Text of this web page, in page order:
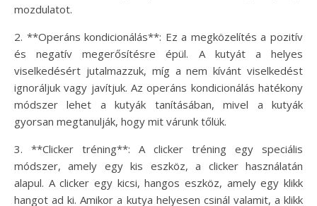
mozdulatot.
2. **Operáns kondicionálás**: Ez a megközelítés a pozitív
és negatív megerősítésre épül. A kutyát a helyes
viselkedésért jutalmazzuk, míg a nem kívánt viselkedést
ignoráljuk vagy javítjuk. Az operáns kondicionálás hatékony
módszer lehet a kutyák tanításában, mivel a kutyák
gyorsan megtanulják, hogy mit várunk tőlük.
3. **Clicker tréning**: A clicker tréning egy speciális
módszer, amely egy kis eszköz, a clicker használatán
alapul. A clicker egy kicsi, hangos eszköz, amely egy klikk
hangot ad ki. Amikor a kutya helyesen csinál valamit, a klikk